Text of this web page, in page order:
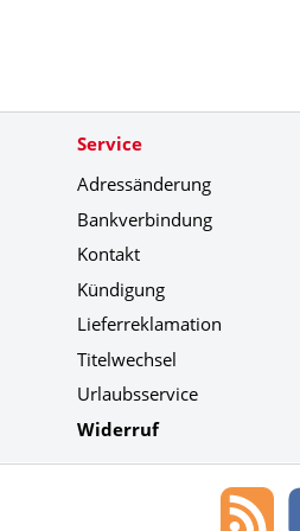
Service
Adressänderung
Bankverbindung
Kontakt
Kündigung
Lieferreklamation
Titelwechsel
Urlaubsservice
Widerruf
Blog
des